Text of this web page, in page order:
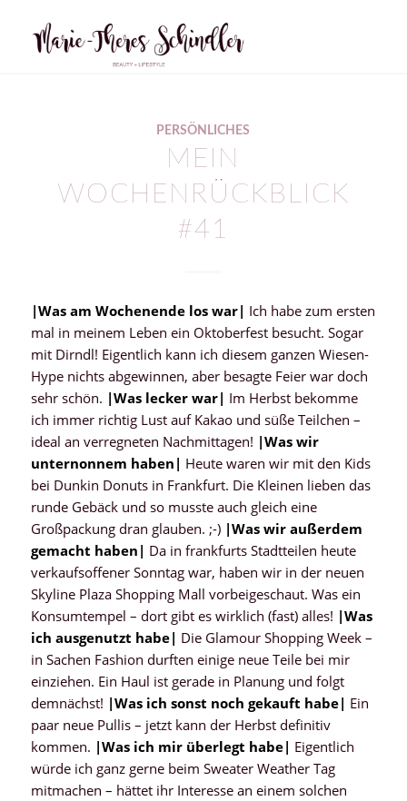
PERSÖNLICHES
MEIN
WOCHENRÜCKBLICK
#41
|Was am Wochenende los war| Ich habe zum ersten
mal in meinem Leben ein Oktoberfest besucht. Sogar
mit Dirndl! Eigentlich kann ich diesem ganzen Wiesen-
Hype nichts abgewinnen, aber besagte Feier war doch
sehr schön. |Was lecker war| Im Herbst bekomme
ich immer richtig Lust auf Kakao und süße Teilchen –
ideal an verregneten Nachmittagen! |Was wir
unternonnem haben | Heute waren wir mit den Kids
bei Dunkin Donuts in Frankfurt. Die Kleinen lieben das
runde Gebäck und so musste auch gleich eine
Großpackung dran glauben. ;-) |Was wir außerdem
gemacht haben | Da in frankfurts Stadtteilen heute
verkaufsoffener Sonntag war, haben wir in der neuen
Skyline Plaza Shopping Mall vorbeigeschaut. Was ein
Konsumtempel – dort gibt es wirklich (fast) alles! |Was
ich ausgenutzt habe| Die Glamour Shopping Week –
in Sachen Fashion durften einige neue Teile bei mir
einziehen. Ein Haul ist gerade in Planung und folgt
demnächst! |Was ich sonst noch gekauft habe| Ein
paar neue Pullis – jetzt kann der Herbst definitiv
kommen. |Was ich mir überlegt habe| Eigentlich
würde ich ganz gerne beim Sweater Weather Tag
mitmachen – hättet ihr Interesse an einem solchen